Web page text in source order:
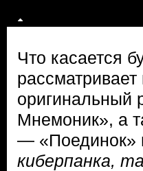
Что касается
оригинальный
Мнемоник», а
— «Поединок»
киберпанка,